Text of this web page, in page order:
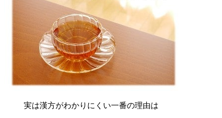
実は漢方がわかりにくい一番の理由は